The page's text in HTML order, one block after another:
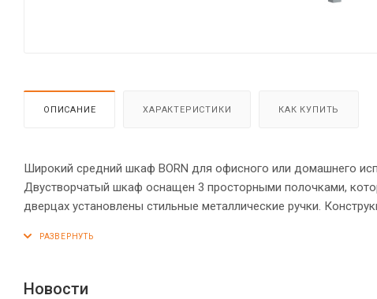
ОПИСАНИЕ ХАРАКТЕРИСТИКИ КАК КУПИТЬ
Широкий средний шкаф BORN для офисного или домашнего
Двустворчатый шкаф оснащен 3 просторными полочками,
дверцах установлены стильные металлические ручки.
шкафу устойчивость на неровном полу.
Новости